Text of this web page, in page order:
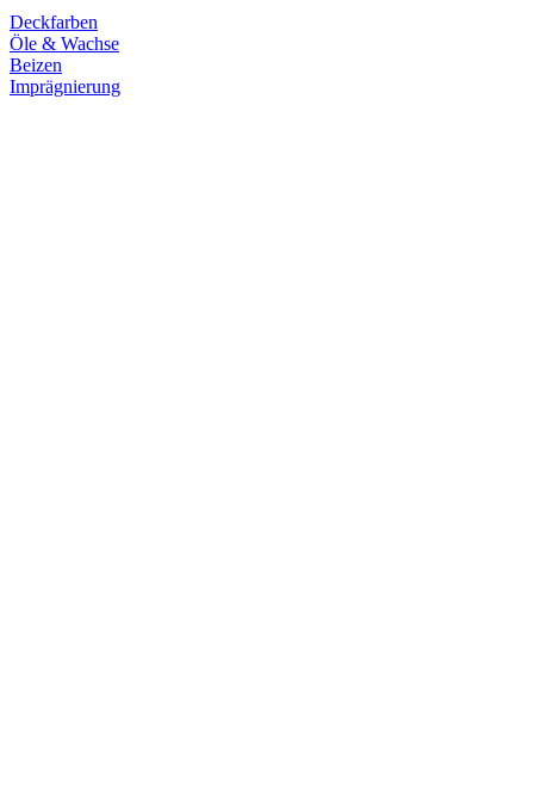
Deckfarben
Öle & Wachse
Beizen
Imprägnierung